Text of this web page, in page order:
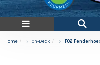
Home On-Deck F02